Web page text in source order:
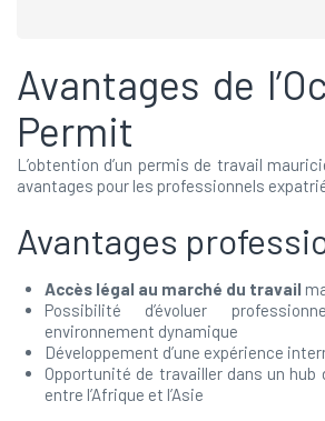
Avantages de
Permit
L’obtention d’un permis de travail
avantages pour les professionnels
Avantages
Accès légal au marché du travail
Possibilité d’évoluer
environnement dynamique
Développement d’une expérience
Opportunité de travailler dans un hub
entre l’Afrique et l’Asie